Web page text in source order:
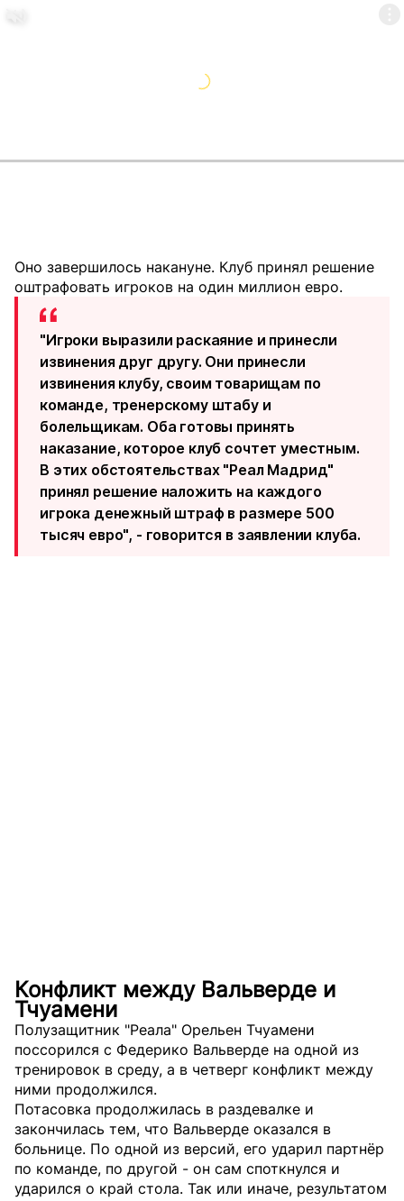
Оно завершилось накануне. Клуб принял решение
оштрафовать игроков на один миллион евро.
"Игроки выразили раскаяние и принесли
извинения друг другу. Они принесли
извинения клубу, своим товарищам по
команде, тренерскому штабу и
болельщикам. Оба готовы принять
наказание, которое клуб сочтет уместным.
В этих обстоятельствах "Реал Мадрид"
принял решение наложить на каждого
игрока денежный штраф в размере 500
тысяч евро", - говорится в заявлении клуба.
Конфликт между Вальверде и
Тчуамени
Полузащитник "Реала" Орельен Тчуамени
поссорился с Федерико Вальверде на одной из
тренировок в среду, а в четверг конфликт между
ними продолжился.
Потасовка продолжилась в раздевалке и
закончилась тем, что Вальверде оказался в
больнице. По одной из версий, его ударил партнёр
по команде, по другой - он сам споткнулся и
ударился о край стола. Так или иначе, результатом